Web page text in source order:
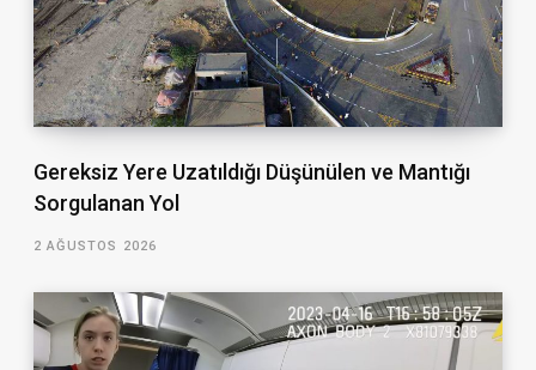
Gereksiz Yere Uzatıldığı Düşünülen ve Mantığı
Sorgulanan Yol
2 AĞUSTOS 2026